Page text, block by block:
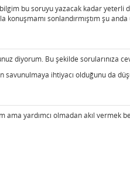
bu soruyu yazacak kadar yeterli
sonlandırmıştım şu
diyorum. Bu şekilde sorularınıza
savunulmaya ihtiyacı olduğunu da
yardımcı olmadan akıl vermek